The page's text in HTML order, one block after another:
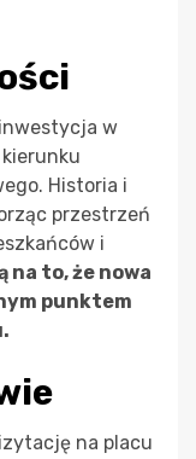
w
Historia i
przestrzeń
i
na to, że nowa
punktem
na placu